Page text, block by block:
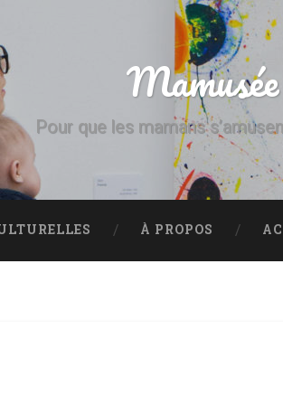
Mamusée
Pour que les mamans
À PROPOS